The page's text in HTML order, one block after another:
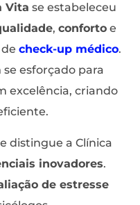
Vita se estabeleceu
, conforto e
check-up médico.
esforçado para
excelência, criando
distingue a Clínica
inovadores.
de estresse